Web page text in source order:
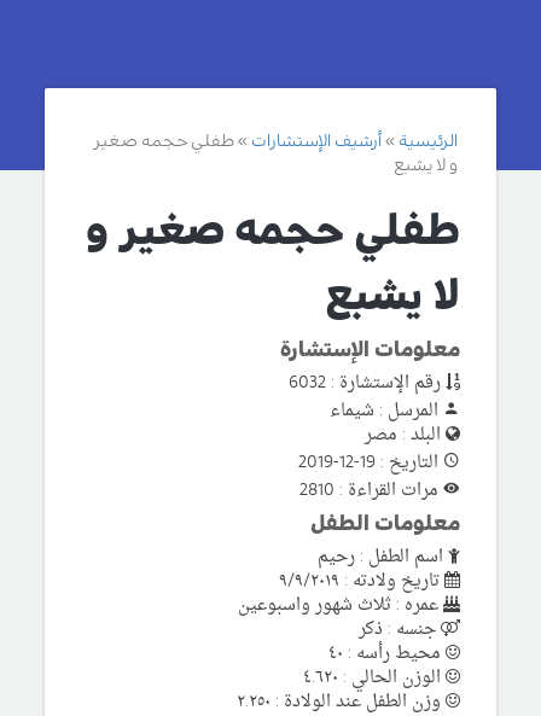
الرئيسية أرشيف الإستشارات
طفلي حجمه صغير
و لا يشبع
طفلي حجمه صغير و
لا يشبع
معلومات الإستشارة
رقم الإستشارة : 6032
المرسل : شيماء
البلد : مصر
التاريخ : 19-12-2019
مرات القراءة : 2810
معلومات الطفل
اسم الطفل : رحيم
تاريخ ولادته : ٩/٩/٢٠١٩
عمره : ثلاث شهور واسبوعين
جنسه : ذكر
محيط رأسه : ٤٠
الوزن الحالي : ٤.٦٢٠
وزن الطفل عند الولادة : ٢.٢٥٠